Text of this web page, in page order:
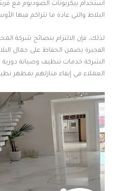
استخدام بيكربونات الصوديوم مع
البلاط والتي عادة ما تتراكم فيها
لذلك، فإن الالتزام بنصائح شركة
الفجيرة يضمن الحفاظ على جمال
الشركة خدمات تنظيف وصيانة دورية
العملاء في إبقاء منازلهم بمظهر